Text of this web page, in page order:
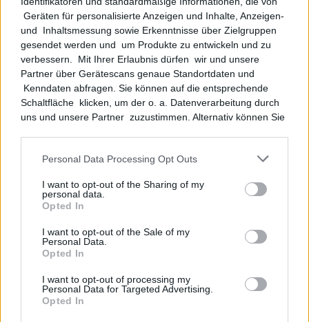
Geräten für personalisierte Anzeigen und Inhalte, Anzeigen-
und Inhaltsmessung sowie Erkenntnisse über Zielgruppen
gesendet werden und um Produkte zu entwickeln und zu
verbessern. Mit Ihrer Erlaubnis dürfen wir und unsere
Partner über Gerätescans genaue Standortdaten und
Kenndaten abfragen. Sie können auf die entsprechende
Schaltfläche klicken, um der o. a. Datenverarbeitung durch
uns und unsere Partner zuzustimmen. Alternativ können Sie
Informationen zuzugreifen und um Ihre Einstellungen vor
Verarbeitung mancher personenbezogener Daten ohne Ihre
Einwilligung stattfinden kann, obwohl Sie das Recht haben,
Einstellungen gelten lediglich für diese Website. Sie können
Ihre Einstellungen jederzeit ändern, indem Sie zu dieser
Website zurückkehren oder unsere Datenschutzrichtlinie
aufrufen.
Personal Data Processing Opt Outs
I want to opt-out of the Sharing of my
personal data.
Opted In
I want to opt-out of the Sale of my
Personal Data.
Opted In
I want to opt-out of processing my
Personal Data for Targeted Advertising.
Opted In
prognostisch beurteilt werden. Ausreichend
ist eine erhebliche
Eintrittswahrscheinlichkeit (20-25 %). Das im
März 2020 unbekannte und berechenbare
Pandemiegeschehen ermöglichte keine
belastbaren Prognosen, so dass eine
Wahrscheinlichkeit von 50 : 50 bestand.
Hinweis: Der Abschluss einer
Reiserücktrittsversicherung ist insbesondere
Niemand weiß, was im Vorfeld alles
passieren kann – und genau dafür gibt es
Quelle: OLG Frankfurt am Main, Urt. v.
(aus:https://www.mandanteninformation-
online.de/Ausgabe 09/2022)